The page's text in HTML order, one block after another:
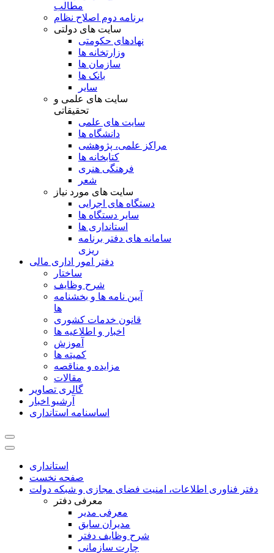
مطالب
برنامه دوم اصلاح نظام
سایت های دولتی
نهادهای حکومتی
وزارتخانه ها
سازمان ها
بانک ها
سایر
سایت های علمی و
تحقیقاتی
سایت های علمی
دانشگاه ها
مراکز علمی، پژوهشی
کتابخانه ها
فرهنگی هنری
شعر
سایت های مورد نیاز
دستگاه های اجرایی
سایر دستگاه ها
استانداری ها
سامانه های دفتر برنامه
ریزی
دفتر امور اداری مالی
ساختار
شرح وظایف
آیین نامه ها و بخشنامه
ها
قانون خدمات کشوری
اخبار و اطلاعیه ها
آموزش
کمیته ها
مزایده و مناقصه
مقالات
گالری تصاویر
آرشیو اخبار
اساسنامه استانداری
استانداری
صفحه نخست
دفتر فناوری اطلاعات، امنیت فضای مجازی و شبکه دولت
معرفی دفتر
معرفی مدیر
مدیران سابق
شرح وظایف دفتر
چارت سازمانی